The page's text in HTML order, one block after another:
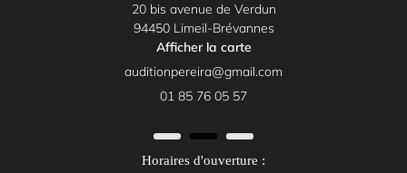
20 bis avenue de Verdun
94450 Limeil-Brévannes
Afficher la carte
01 85 76 05 57
Horaires d'ouverture :